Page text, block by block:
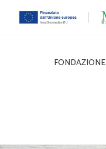
FONDAZIONE